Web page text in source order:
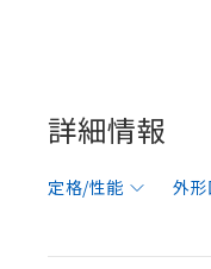
詳細情報
定格/性能 外